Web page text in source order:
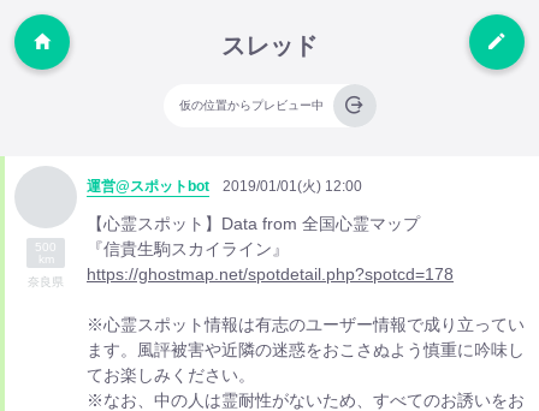
スレッド
仮の位置からプレビュー中
500
km
奈良県
運営@スポットbot 2019/01/01(火) 12:00
【心霊スポット】Data from 全国心霊マップ
『信貴生駒スカイライン』
https://ghostmap.net/spotdetail.php?spotcd=178
※心霊スポット情報は有志のユーザー情報で成り立ってい
ます。風評被害や近隣の迷惑をおこさぬよう慎重に吟味し
てお楽しみください。
※なお、中の人は霊耐性がないため、すべてのお誘いをお